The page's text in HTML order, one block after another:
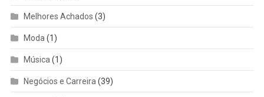
Melhores Achados (3)
Moda (1)
Música (1)
Negócios e Carreira (39)